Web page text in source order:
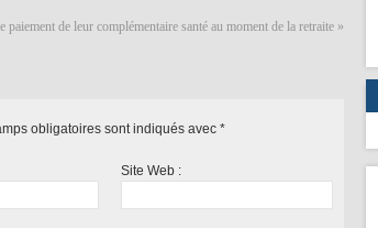
paiement de leur complémentaire santé au moment de la retraite »
obligatoires sont indiqués avec *
Site Web :